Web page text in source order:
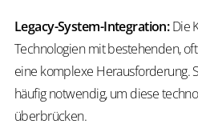
Legacy-System-Integration:Die
Technologien mit bestehenden,
eine komplexe Herausforderung.
häufig notwendig, um diese
überbrücken.